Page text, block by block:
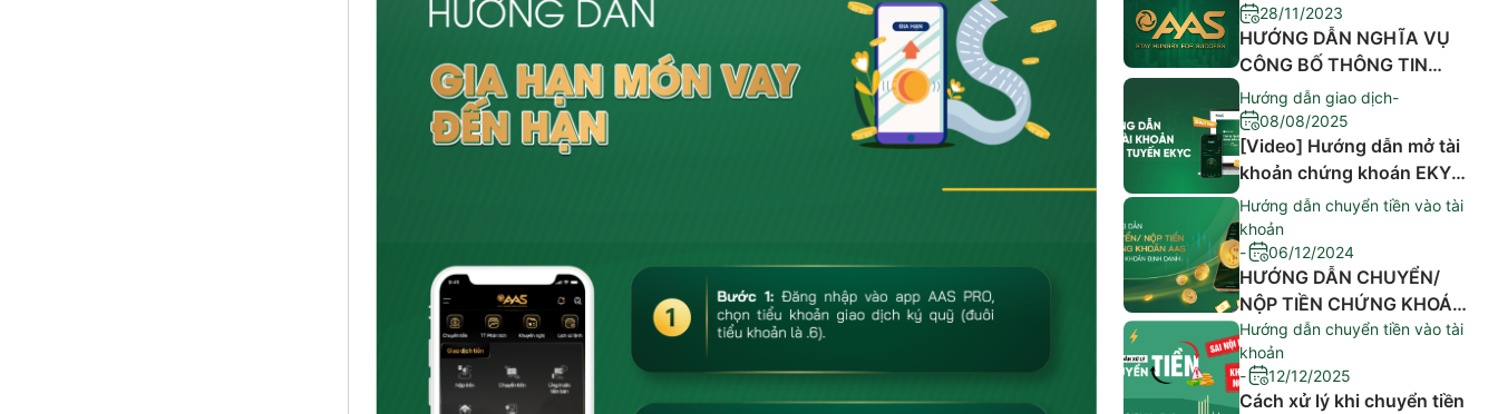
28/11/2023
HƯỚNG DẪN NGHĨA VỤ
CÔNG BỐ THÔNG TIN
CỦA NGƯỜI NỘI BỘ,
NGƯỜI CÓ LIÊN QUAN
CỦA NGƯỜI NỘI BỘ
Hướng dẫn giao dịch-
08/08/2025
[Video] Hướng dẫn mở tài
khoản chứng khoán EKYC
trên ứng dụng AAS PRO
Hướng dẫn chuyển tiền vào tài
khoản
-
06/12/2024
HƯỚNG DẪN CHUYỂN/
NỘP TIỀN CHỨNG KHOÁN
AAS QUA TÀI KHOẢN
ĐỊNH DANH
TECHCOMBANK & BIDV
Hướng dẫn chuyển tiền vào tài
khoản
-
12/12/2025
Cách xử lý khi chuyển tiền